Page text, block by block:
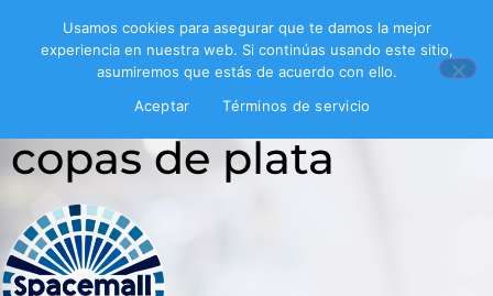
/ Productos etiquetados “copas de plata”
copas de plata
Usamos cookies para asegurar que te damos la mejor
experiencia en nuestra web. Si continúas usando este sitio,
asumiremos que estás de acuerdo con ello.
Aceptar
Términos de servicio